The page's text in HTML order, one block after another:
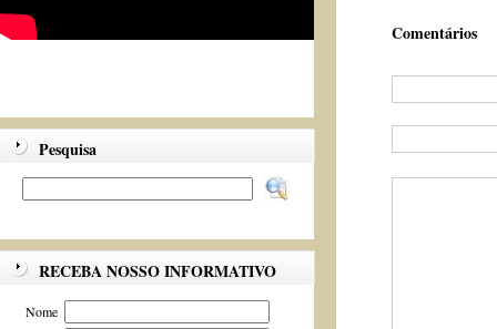
Pesquisa
RECEBA NOSSO INFORMATIVO
Nome
Comentários